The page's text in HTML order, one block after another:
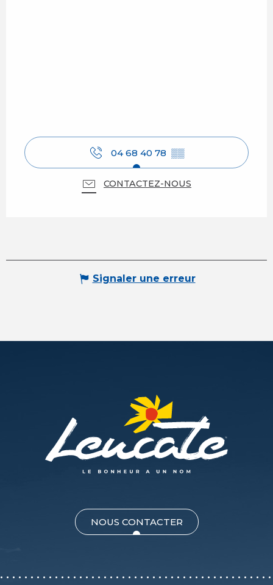
04 68 40 78 ▒▒
CONTACTEZ-NOUS
Signaler une erreur
NOUS CONTACTER